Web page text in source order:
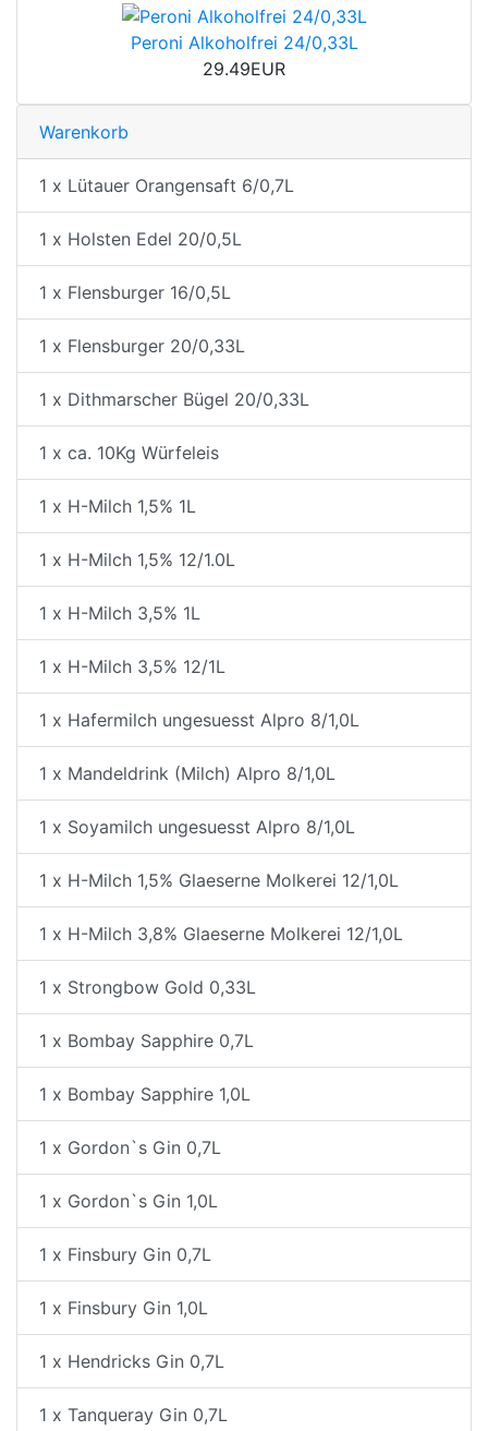
Peroni Alkoholfrei 24/0,33L
29.49EUR
Warenkorb
1 x Lütauer Orangensaft 6/0,7L
1 x Holsten Edel 20/0,5L
1 x Flensburger 16/0,5L
1 x Flensburger 20/0,33L
1 x Dithmarscher Bügel 20/0,33L
1 x ca. 10Kg Würfeleis
1 x H-Milch 1,5% 1L
1 x H-Milch 1,5% 12/1.0L
1 x H-Milch 3,5% 1L
1 x H-Milch 3,5% 12/1L
1 x Hafermilch ungesuesst Alpro 8/1,0L
1 x Mandeldrink (Milch) Alpro 8/1,0L
1 x Soyamilch ungesuesst Alpro 8/1,0L
1 x H-Milch 1,5% Glaeserne Molkerei 12/1,0L
1 x H-Milch 3,8% Glaeserne Molkerei 12/1,0L
1 x Strongbow Gold 0,33L
1 x Bombay Sapphire 0,7L
1 x Bombay Sapphire 1,0L
1 x Gordon`s Gin 0,7L
1 x Gordon`s Gin 1,0L
1 x Finsbury Gin 0,7L
1 x Finsbury Gin 1,0L
1 x Hendricks Gin 0,7L
1 x Tanqueray Gin 0,7L